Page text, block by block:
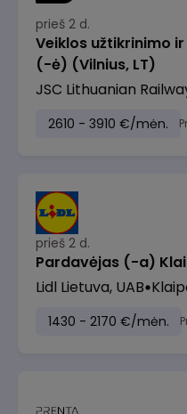
prieš 2 d.
Veiklos užtikrinimo
(-ė) (Vilnius, LT)
JSC Lithuanian
2610 - 3910 €/mėn.
prieš 2 d.
Pardavėjas (-a)
Lidl Lietuva, UAB
1430 - 2170 €/mėn.